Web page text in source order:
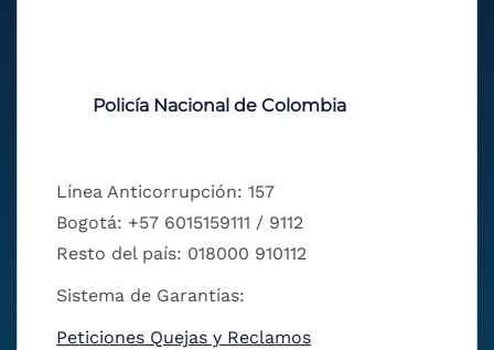
Policía Nacional de Colombia
Línea Anticorrupción: 157
Bogotá: +57 6015159111 / 9112
Resto del país: 018000 910112
Sistema de Garantías:
Peticiones Quejas y Reclamos